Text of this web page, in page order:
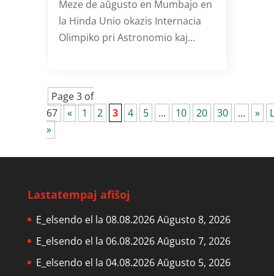
Meze de aŭgusto en Mumbajo en
la Hinda Unio okazis Internacia
Olimpiko pri Astronomio kaj...
Page 3 of
67
« 1 2 3 4 5 ... 10 20 30 ... »
»
Lastatempaj afiŝoj
E_elsendo el la 08.08.2026Aŭgusto 8, 2026
E_elsendo el la 06.08.2026Aŭgusto 7, 2026
E_elsendo el la 04.08.2026Aŭgusto 5, 2026